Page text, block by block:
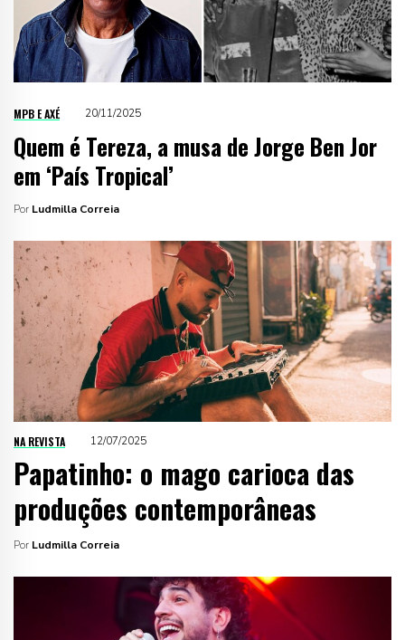
MPB E AXÉ 20/11/2025
Quem é Tereza, a musa de Jorge Ben Jor
em ‘País Tropical’
Por Ludmilla Correia
NA REVISTA 12/07/2025
Papatinho: o mago carioca das
produções contemporâneas
Por Ludmilla Correia